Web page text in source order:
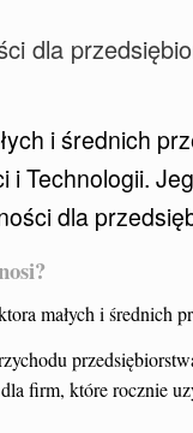
dla
i średnich
Technologii.
dla
małych i średnich
firm, które rocznie